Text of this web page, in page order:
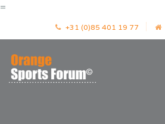
=
+31 (0)85 401 19 77